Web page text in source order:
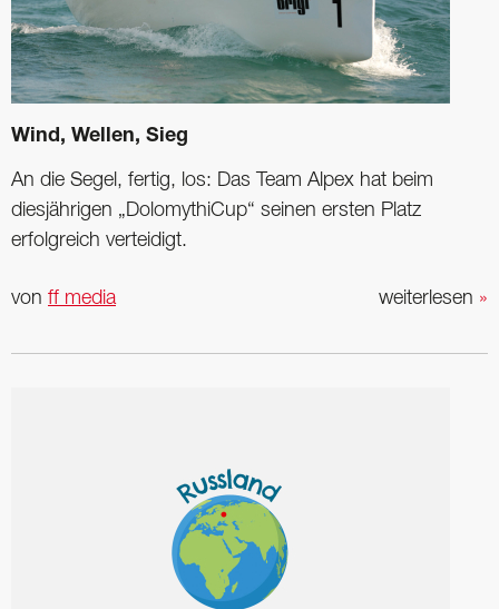
Wind, Wellen, Sieg
An die Segel, fertig, los: Das Team Alpex hat beim
diesjährigen „DolomythiCup“ seinen ersten Platz
erfolgreich verteidigt.
weiterlesen »
von ff media